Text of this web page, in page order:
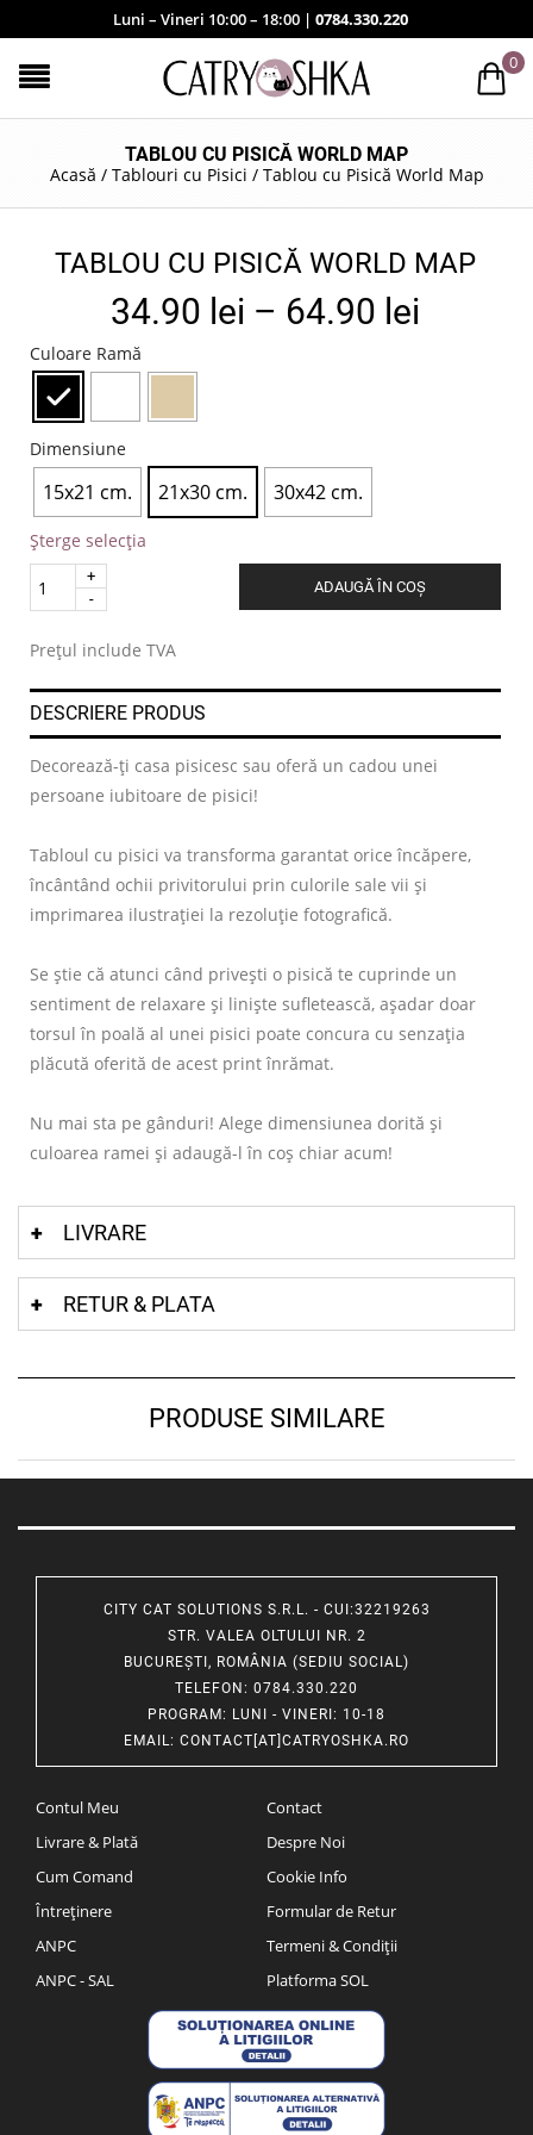
Luni – Vineri 10:00 – 18:00 | 0784.330.220
0
TABLOU CU PISICĂ WORLD MAP
Acasă / Tablouri cu Pisici / Tablou cu Pisică World Map
TABLOU CU PISICĂ WORLD MAP
34.90 lei – 64.90 lei
Culoare Ramă
Dimensiune
15x21 cm. 21x30 cm. 30x42 cm.
Șterge selecția
Quantity
ADAUGĂ ÎN COȘ
Prețul include TVA
DESCRIERE PRODUS
Decorează-ți casa pisicesc sau oferă un cadou unei
persoane iubitoare de pisici!
Tabloul cu pisici va transforma garantat orice încăpere,
încântând ochii privitorului prin culorile sale vii și
imprimarea ilustrației la rezoluție fotografică.
Se știe că atunci când privești o pisică te cuprinde un
sentiment de relaxare și liniște sufletească, așadar doar
torsul în poală al unei pisici poate concura cu senzația
plăcută oferită de acest print înrămat.
Nu mai sta pe gânduri! Alege dimensiunea dorită și
culoarea ramei și adaugă-l în coș chiar acum!
LIVRARE
RETUR & PLATA
PRODUSE SIMILARE
CITY CAT SOLUTIONS S.R.L. - CUI:32219263
STR. VALEA OLTULUI NR. 2
BUCUREȘTI, ROMÂNIA (SEDIU SOCIAL)
TELEFON : 0784.330.220
PROGRAM: LUNI - VINERI: 10-18
EMAIL: CONTACT[AT]CATRYOSHKA.RO
Contul Meu
Livrare & Plată
Cum Comand
Întreținere
ANPC
ANPC - SAL
Contact
Despre Noi
Cookie Info
Formular de Retur
Termeni & Condiții
Platforma SOL